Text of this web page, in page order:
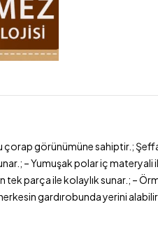
görünümüne sahiptir.;
– Yumuşak polar iç
parça ile kolaylık sunar.; –
gardırobunda yerini